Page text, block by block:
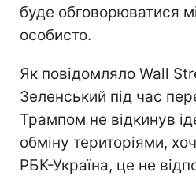
буде обговорюватися
особисто.
Як повідомляло Wall
Зеленський під час
Трампом не відкинув
обміну територіями,
РБК-Україна, це не